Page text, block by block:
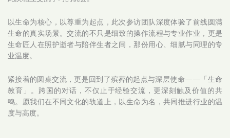
以生命为核心，以尊重为起点，此次参访团队深度体验了前线圆满
生命的真实场景。交流的不只是细致的操作流程与专业作业，更是
生命匠人在照护逝者与陪伴生者之间，那份用心、细腻与同理的专
业温度。
紧接着的圆桌交流，更是回到了殡葬的起点与深层使命——「生命
教育」。跨国的对话，不仅止于经验交流，更深刻触及价值的共
鸣。愿我们在不同文化的轨道上，以生命为名，共同推进行业的温
度与高度。